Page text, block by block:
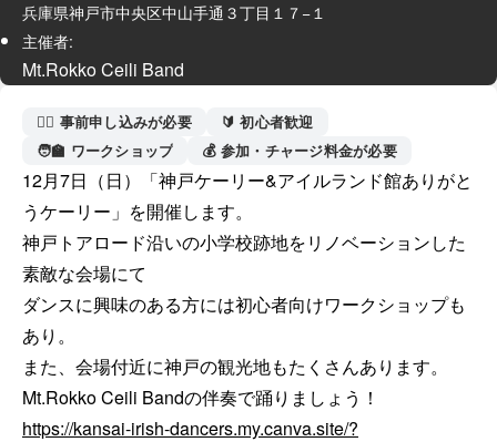
兵庫県神戸市中央区中山手通３丁目１７−１
主催者:
Mt.Rokko Ceili Band
🙋‍♀️ 事前申し込みが必要
🔰 初心者歓迎
🧑‍🏫 ワークショップ
💰 参加・チャージ料金が必要
12月7日（日）「神戸ケーリー&アイルランド館ありがと
うケーリー」を開催します。
神戸トアロード沿いの小学校跡地をリノベーションした
素敵な会場にて
ダンスに興味のある方には初心者向けワークショップも
あり。
また、会場付近に神戸の観光地もたくさんあります。
https://kansai-irish-dancers.my.canva.site/?